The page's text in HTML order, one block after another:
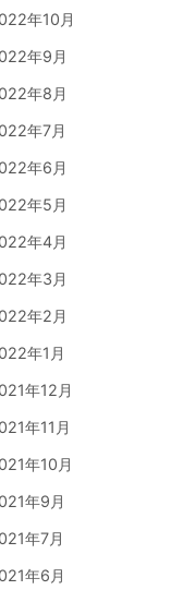
年10月
年9月
年8月
年7月
年6月
年5月
年4月
年3月
年2月
年1月
年12月
年11月
年10月
年9月
年7月
年6月